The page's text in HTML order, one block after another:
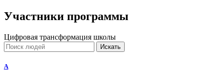
Участники программы
Цифровая трансформация школы
Искать
A